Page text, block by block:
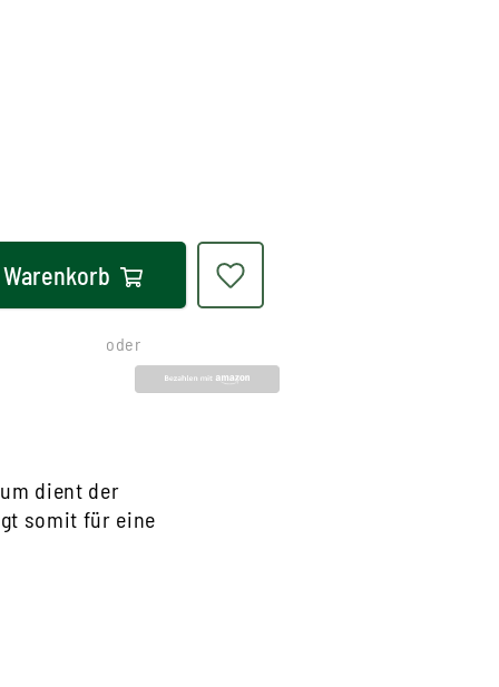
Warenkorb
oder
dient der
somit für eine